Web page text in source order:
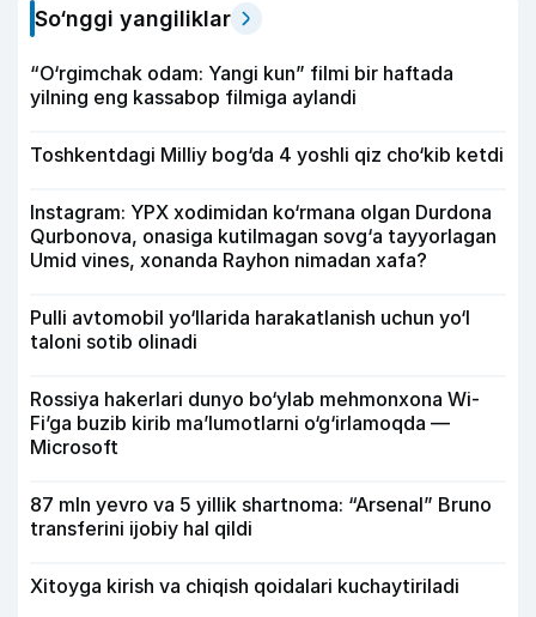
So‘nggi yangiliklar
“O‘rgimchak odam: Yangi kun” filmi bir haftada
yilning eng kassabop filmiga aylandi
Toshkentdagi Milliy bog‘da 4 yoshli qiz cho‘kib ketdi
Instagram: YPX xodimidan ko‘rmana olgan Durdona
Qurbonova, onasiga kutilmagan sovg‘a tayyorlagan
Umid vines, xonanda Rayhon nimadan xafa?
Pulli avtomobil yo‘llarida harakatlanish uchun yo‘l
taloni sotib olinadi
Rossiya hakerlari dunyo bo‘ylab mehmonxona Wi-
Fi’ga buzib kirib ma’lumotlarni o‘g‘irlamoqda —
Microsoft
87 mln yevro va 5 yillik shartnoma: “Arsenal” Bruno
transferini ijobiy hal qildi
Xitoyga kirish va chiqish qoidalari kuchaytiriladi